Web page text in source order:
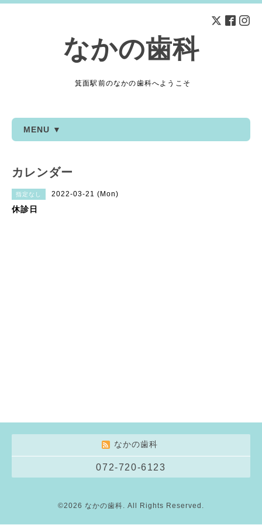
なかの歯科
箕面駅前のなかの歯科へようこそ
MENU ▼
カレンダー
指定なし 2022-03-21 (Mon)
休診日
なかの歯科
072-720-6123
©2026 なかの歯科. All Rights Reserved.